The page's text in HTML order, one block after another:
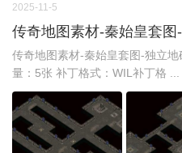
2025-11-5
传奇地图素材-秦始皇套图
传奇地图素材-秦始皇套图-独立
量：5张 补丁格式：WIL补丁格 ...